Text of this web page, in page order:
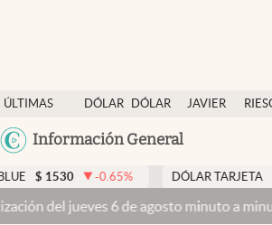
ÚLTIMAS
NOTICIAS
DÓLAR
DÓLAR
JAVIER
Información General
Dólar
Members
Economía y Política
Finanzas y Mercados
-0.65 % DÓLAR TARJETA $ 1976 0.00%
a minutoPropiedad privada: con